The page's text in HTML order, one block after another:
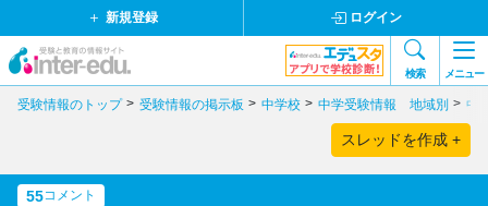
新規登録 ログイン
検索 メニュー
受験情報のトップ 受験情報の掲示板 中学校 中学受験情報 地域別 中
スレッドを作成 +
55コメント